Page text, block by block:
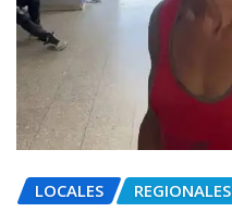
LOCALES REGIONALES